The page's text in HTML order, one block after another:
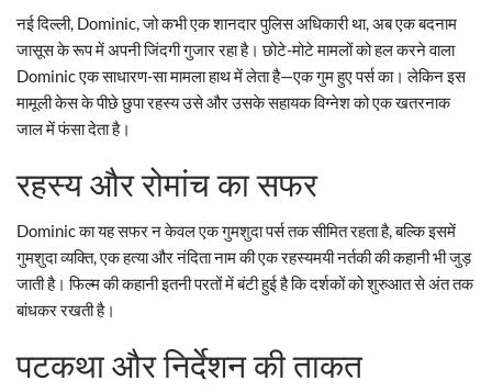
नई दिल्ली, Dominic, जो कभी एक शानदार पुलिस अधिकारी था, अब एक बदनाम
जासूस के रूप में अपनी जिंदगी गुजार रहा है। छोटे-मोटे मामलों को हल करने वाला
Dominic एक साधारण-सा मामला हाथ में लेता है—एक गुम हुए पर्स का। लेकिन इस
मामूली केस के पीछे छुपा रहस्य उसे और उसके सहायक विग्नेश को एक खतरनाक
जाल में फंसा देता है।
रहस्य और रोमांच का सफर
Dominic का यह सफर न केवल एक गुमशुदा पर्स तक सीमित रहता है, बल्कि इसमें
गुमशुदा व्यक्ति, एक हत्या और नंदिता नाम की एक रहस्यमयी नर्तकी की कहानी भी जुड़
जाती है। फिल्म की कहानी इतनी परतों में बंटी हुई है कि दर्शकों को शुरुआत से अंत तक
बांधकर रखती है।
पटकथा और निर्देशन की ताकत